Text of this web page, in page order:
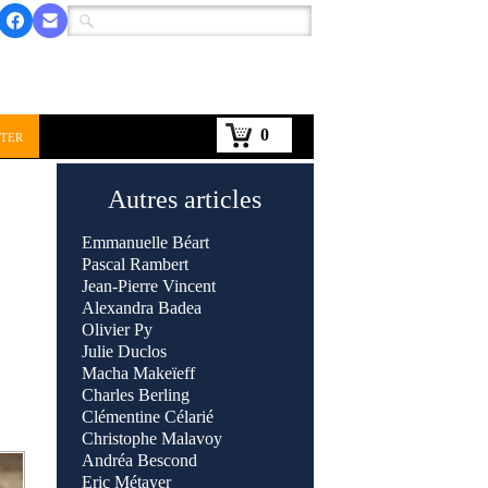
0
Autres articles
Emmanuelle Béart
Pascal Rambert
Jean-Pierre Vincent
Alexandra Badea
Olivier Py
Julie Duclos
Macha Makeïeff
Charles Berling
Clémentine Célarié
Christophe Malavoy
Andréa Bescond
Eric Métayer